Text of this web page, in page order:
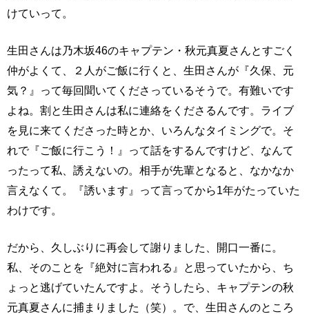
けていって。
生田さんは乃木坂46のキャプテン・秋元真夏さんとすごく
仲がよくて、２人がご飯に行くと、生田さんが『久保、元
気？』って毎回聞いてくださっているそうで。有難いです
よね。割と生田さんは私に連絡をくださるんです。ライブ
を見に来てくださった時とか、いろんなタイミングで。そ
れで『ご飯に行こう！』って話をするんですけど、なんて
ったって私、誘えないの。相手が先輩となると、なかなか
言えなくて。『誘います』って言ってから1年がたっていた
わけです。
だから、久しぶりに再会して謝りました、開口一番に。
私、そのことを『絶対に言われる』と思っていたから、ち
ょっと逃げていたんですよ。そうしたら、キャプテンの秋
元真夏さんに捕まりました（笑）。で、生田さんのところ